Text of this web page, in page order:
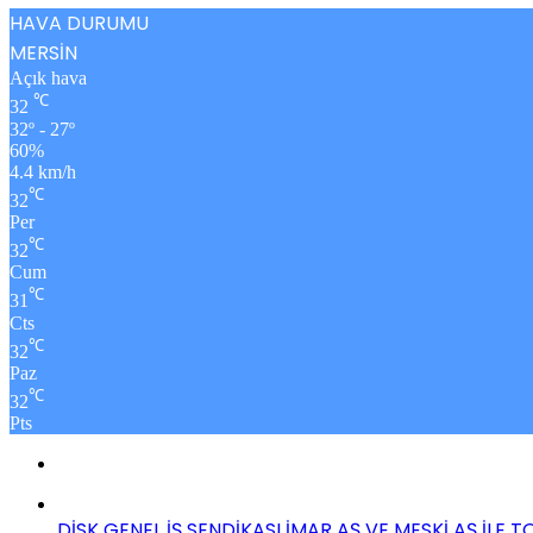
HAVA DURUMU
MERSİN
Açık hava
32 ℃
32º - 27º
60%
4.4 km/h
32℃
Per
32℃
Cum
31℃
Cts
32℃
Paz
32℃
Pts